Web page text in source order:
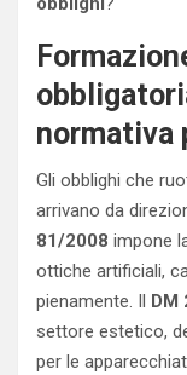
normativa
Gli obblighi che
arrivano da
81/2008 impone
ottiche artificiali,
pienamente. Il DM
settore estetico,
per le